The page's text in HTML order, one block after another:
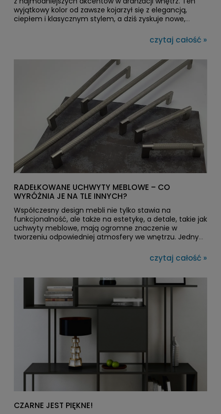
wyjątkowy kolor od zawsze kojarzył się z elegancją,
ciepłem i klasycznym stylem, a dziś zyskuje nowe,
sprawiają, że jest on niezwykle uniwersalny – doskonale
komponuje się zarówno z minimalistycznymi
czytaj całość »
RADEŁKOWANE UCHWYTY MEBLOWE – CO
WYRÓŻNIA JE NA TLE INNYCH?
Współczesny design mebli nie tylko stawia na
funkcjonalność, ale także na estetykę, a detale, takie jak
uchwyty meblowe, mają ogromne znaczenie w
tworzeniu odpowiedniej atmosfery we wnętrzu. Jednym
uchwyty meblowe radełkowane.
czytaj całość »
CZARNE JEST PIĘKNE!